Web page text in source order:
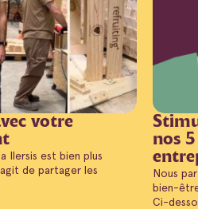
votre
Ilersis est bien plus
de partager les
nos
Nous
bien-
Ci-